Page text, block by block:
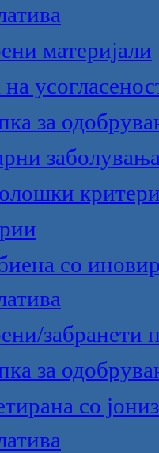
материјали
на
за
со
забранети
за
со